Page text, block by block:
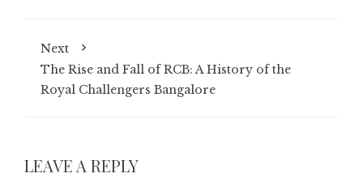
Next
The Rise and Fall of RCB: A History of the
Royal Challengers Bangalore
LEAVE A REPLY